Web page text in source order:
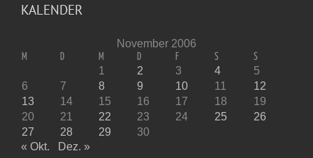
KALENDER
November 2006
M D M D F S S
1 2 3 4
5
6
7 8 9 10 11
12
13
14 15 16 17 18
19
20
21 22 23 24 25
26
27
28 29
30
« Okt.
Dez. »